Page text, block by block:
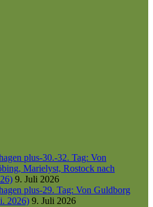
plus-30.-32. Tag: Von
Marielyst, Rostock nach
9. Juli 2026
plus-29. Tag: Von Guldborg
2026) 9. Juli 2026